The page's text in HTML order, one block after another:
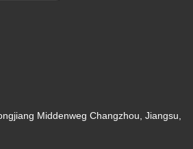
Middenweg Changzhou, Jiangsu,